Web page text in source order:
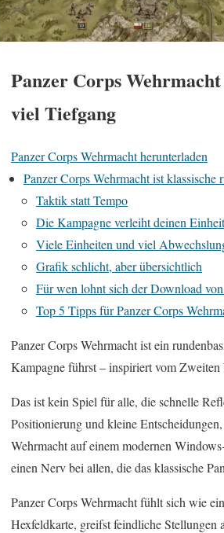
Panzer Corps
viel Tiefgang
Panzer Corps Wehrmacht herunterladen
Panzer Corps Wehrmacht ist
Taktik statt Tempo
Die Kampagne verleiht deinen
Viele Einheiten und viel
Grafik schlicht, aber übersichtlich
Für wen lohnt sich der Download
Top 5 Tipps für Panzer Corps
Panzer Corps Wehrmacht ist ein
Kampagne führst – inspiriert vom Zweiten
Das ist kein Spiel für alle, die schnelle
Positionierung und kleine
Wehrmacht auf einem modernen
einen Nerv bei allen, die das klassische
Panzer Corps Wehrmacht fühlt sich wie
Hexfeldkarte, greifst feindliche Stellungen